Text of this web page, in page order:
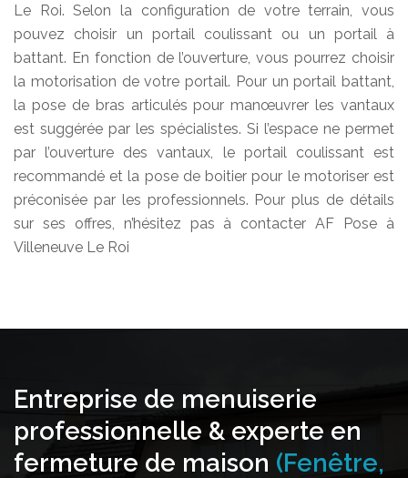
Le Roi. Selon la configuration de votre terrain, vous
pouvez choisir un portail coulissant ou un portail à
battant. En fonction de l’ouverture, vous pourrez choisir
la motorisation de votre portail. Pour un portail battant,
la pose de bras articulés pour manœuvrer les vantaux
est suggérée par les spécialistes. Si l’espace ne permet
par l’ouverture des vantaux, le portail coulissant est
recommandé et la pose de boitier pour le motoriser est
préconisée par les professionnels. Pour plus de détails
sur ses offres, n’hésitez pas à contacter AF Pose à
Villeneuve Le Roi
Entreprise de menuiserie
professionnelle & experte en
fermeture de maison (Fenêtre,